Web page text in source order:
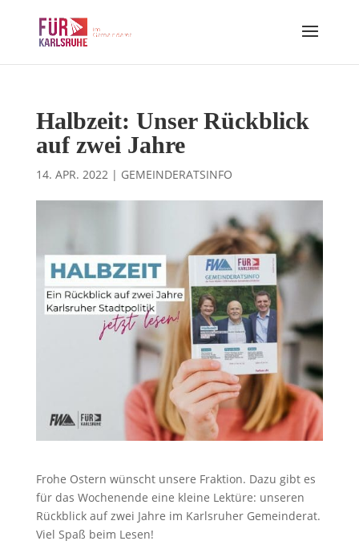
Halbzeit: Unser Rückblick
auf zwei Jahre
14. APR. 2022| GEMEINDERATSINFO
Frohe Ostern wünscht unsere Fraktion. Dazu gibt es
für das Wochenende eine kleine Lektüre: unseren
Rückblick auf zwei Jahre im Karlsruher Gemeinderat.
Viel Spaß beim Lesen!